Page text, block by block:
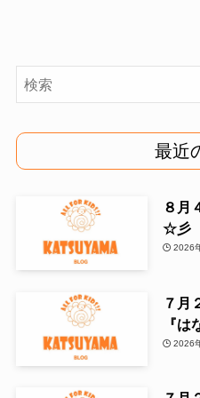
最近
８月
☆彡
2026
７月
『は
2026